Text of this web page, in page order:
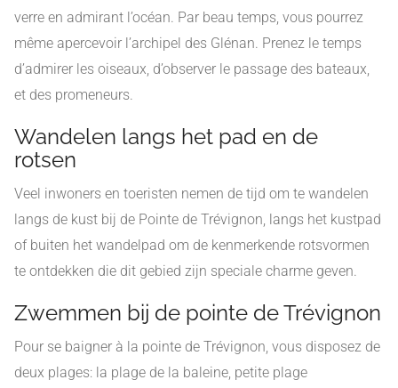
verre en admirant l’océan. Par beau temps, vous pourrez
même apercevoir l’archipel des Glénan. Prenez le temps
d’admirer les oiseaux, d’observer le passage des bateaux,
et des promeneurs.
Wandelen langs het pad en de
rotsen
Veel inwoners en toeristen nemen de tijd om te wandelen
langs de kust bij de Pointe de Trévignon, langs het kustpad
of buiten het wandelpad om de kenmerkende rotsvormen
te ontdekken die dit gebied zijn speciale charme geven.
Zwemmen bij de pointe de Trévignon
Pour se baigner à la pointe de Trévignon, vous disposez de
deux plages: la plage de la baleine, petite plage